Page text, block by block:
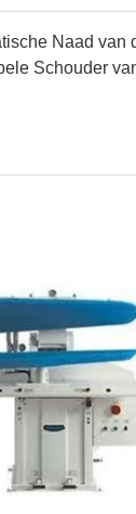
Naad van
Schouder